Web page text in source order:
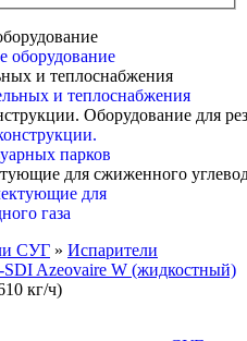
и теплоснабжения
Оборудование для
для сжиженного
СУГ » Испарители
SDI Azeovaire W (жидкостный)
кг/ч)